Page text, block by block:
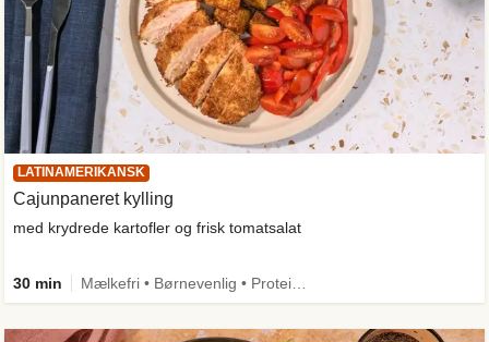
LATINAMERIKANSK
Cajunpaneret kylling
med krydrede kartofler og frisk tomatsalat
30 min